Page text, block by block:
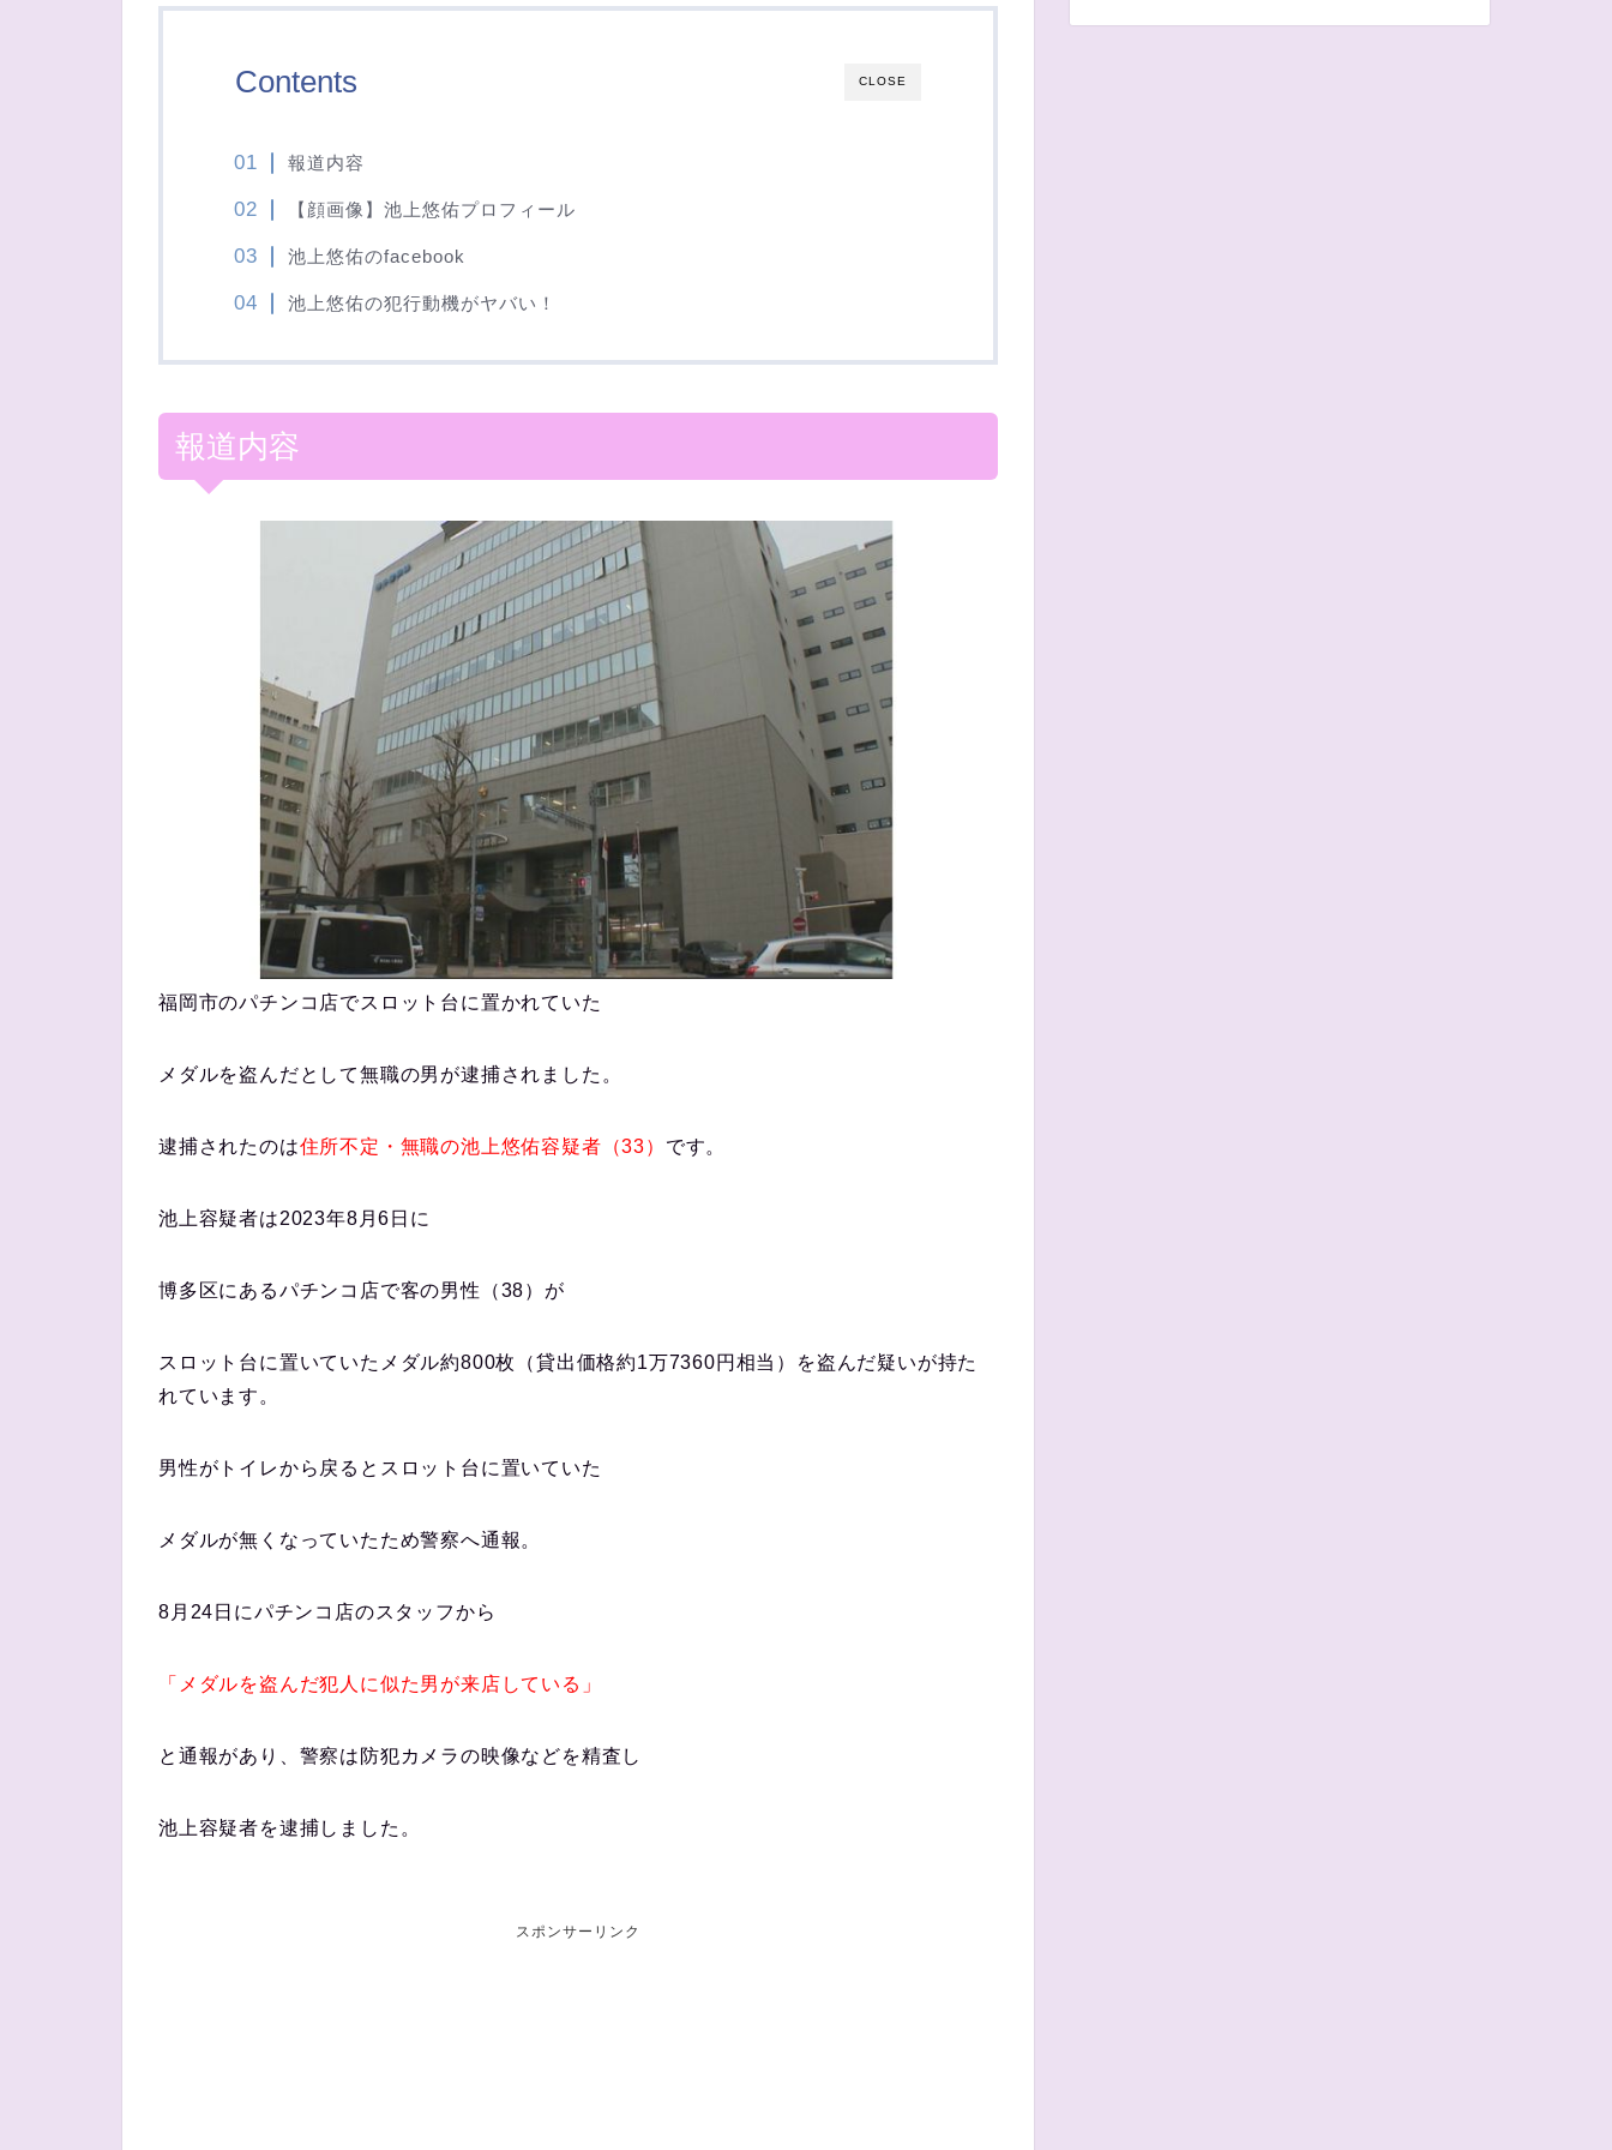
CLOSE
Contents
報道内容
【顔画像】池上悠佑プロフィール
池上悠佑のfacebook
池上悠佑の犯行動機がヤバい！
報道内容
福岡市のパチンコ店でスロット台に置かれていた
メダルを盗んだとして無職の男が逮捕されました。
逮捕されたのは住所不定・無職の池上悠佑容疑者（33） です。
池上容疑者は2023年8月6日に
博多区にあるパチンコ店で客の男性（38）が
スロット台に置いていたメダル約800枚（貸出価格約1万7360円相当）を盗んだ疑いが持た
れています。
男性がトイレから戻るとスロット台に置いていた
メダルが無くなっていたため警察へ通報。
8月24日にパチンコ店のスタッフから
「メダルを盗んだ犯人に似た男が来店している」
と通報があり、警察は防犯カメラの映像などを精査し
池上容疑者を逮捕しました。
スポンサーリンク